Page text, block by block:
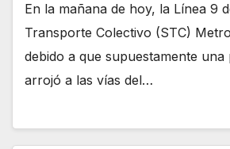
En la mañana de hoy, la Línea 9
Transporte Colectivo (STC)
debido a que supuestamente una
arrojó a las vías del…